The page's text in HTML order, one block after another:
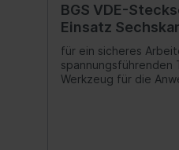
BGS VDE-
Einsatz
Innenvierkant 10
14 mm
für ein sicheres
spannungsführenden
Werkzeug für die